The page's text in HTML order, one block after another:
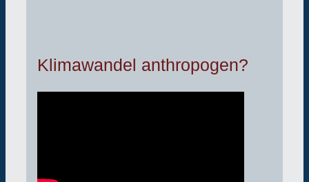
Klimawandel anthropogen?